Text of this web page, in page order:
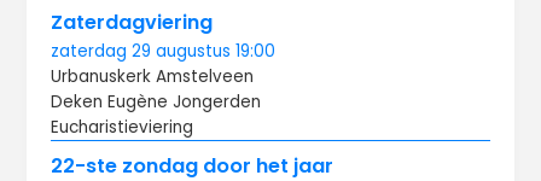
Zaterdagviering
zaterdag 29 augustus19:00
Urbanuskerk Amstelveen
Deken Eugène Jongerden
Eucharistieviering
22-ste zondag door het jaar